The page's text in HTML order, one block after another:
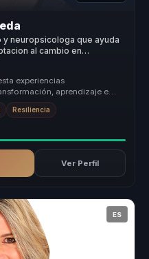
neuropsicologa que ayuda
al cambio en
experiencias
aprendizaje e
Resiliencia
Ver Perfil
ES